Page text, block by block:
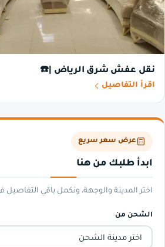
نقل عفش شرق الرياض |☎️
اقرأ التفاصيل
عرض سعر سريع
ابدأ طلبك من هنا
اختر المدينة والوجهة، ونكمل باقي التفاصيل
الشحن من